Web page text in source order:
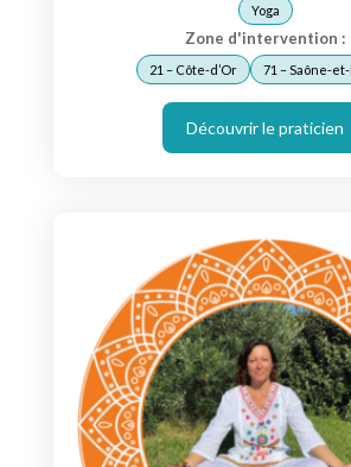
Yoga
Zone d'intervention :
21 – Côte-d’Or 71 – Saône-
Découvrir le praticien